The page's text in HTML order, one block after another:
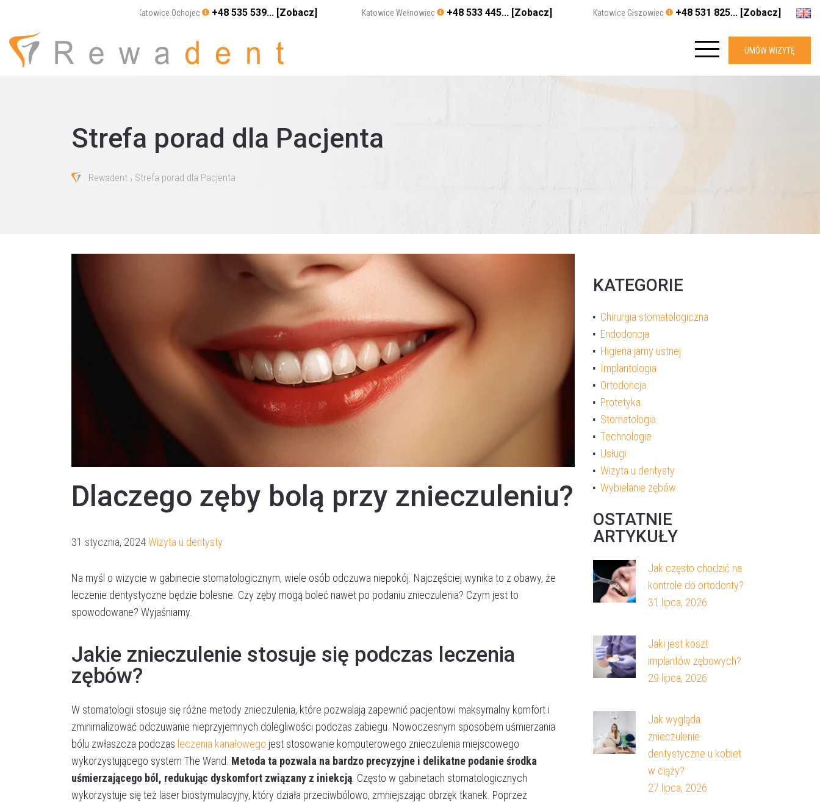
Katowice Giszowiec +48 531 825... [Zobacz]
Katowice Wełnowiec +48 533 445... [Zobacz]
Katowice Ochojec +48 535 539... [Zobacz]
UMÓW WIZYTĘ
Strefa porad dla Pacjenta
Rewadent › Strefa porad dla Pacjenta
Dlaczego zęby bolą przy znieczuleniu?
31 stycznia, 2024Wizyta u dentysty
Na myśl o wizycie w gabinecie stomatologicznym, wiele osób odczuwa niepokój. Najczęściej wynika to z obawy, że
leczenie dentystyczne będzie bolesne. Czy zęby mogą boleć nawet po podaniu znieczulenia? Czym jest to
spowodowane? Wyjaśniamy.
Jakie znieczulenie stosuje się podczas leczenia
zębów?
W stomatologii stosuje się różne metody znieczulenia, które pozwalają zapewnić pacjentowi maksymalny komfort i
zminimalizować odczuwanie nieprzyjemnych dolegliwości podczas zabiegu. Nowoczesnym sposobem uśmierzania
bólu zwłaszcza podczas leczenia kanałowego jest stosowanie komputerowego znieczulenia miejscowego
wykorzystującego system The Wand. Metoda ta pozwala na bardzo precyzyjne i delikatne podanie środka
uśmierzającego ból, redukując dyskomfort związany z iniekcją . Często w gabinetach stomatologicznych
wykorzystuje się też laser biostymulacyjny, który działa przeciwbólowo, zmniejszając obrzęk tkanek. Poprzez
KATEGORIE
Chirurgia stomatologiczna
Endodoncja
Higiena jamy ustnej
Implantologia
Ortodoncja
Protetyka
Stomatologia
Technologie
Usługi
Wizyta u dentysty
Wybielanie zębów
OSTATNIE
ARTYKUŁY
Jak często chodzić na
kontrole do ortodonty?
31 lipca, 2026
Jaki jest koszt
implantów zębowych?
29 lipca, 2026
Jak wygląda
znieczulenie
dentystyczne u kobiet
w ciąży?
27 lipca, 2026